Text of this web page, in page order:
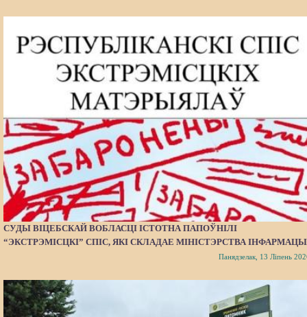
СУДЫ ВІЦЕБСКАЙ ВОБЛАСЦІ ІСТОТНА ПАПОЎНІЛІ
“ЭКСТРЭМІСЦКІ” СПІС, ЯКІ СКЛАДАЕ МІНІСТЭРСТВА
Панядзелак, 13 Ліпень